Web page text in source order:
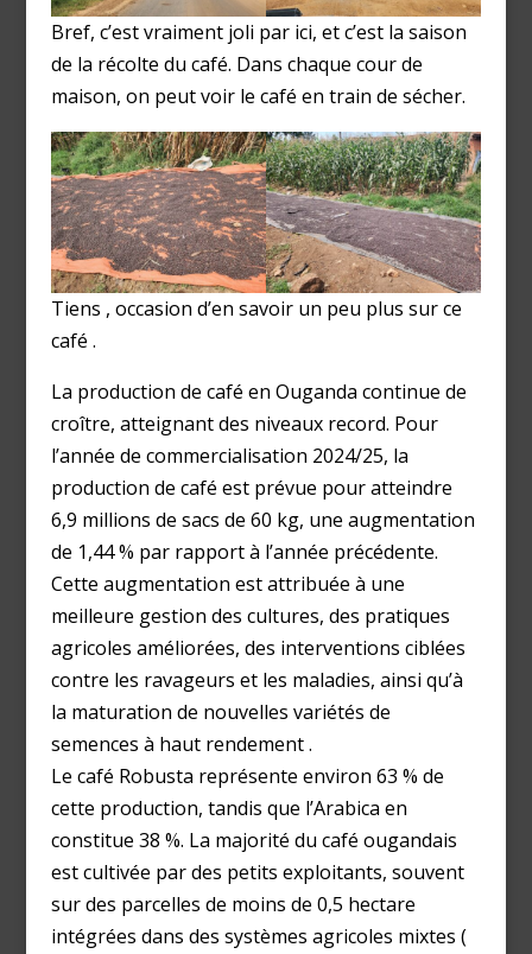
Bref, c’est vraiment joli par ici, et c’est la saison
de la récolte du café. Dans chaque cour de
maison, on peut voir le café en train de sécher.
Tiens , occasion d’en savoir un peu plus sur ce
café .
La production de café en Ouganda continue de
croître, atteignant des niveaux record. Pour
l’année de commercialisation 2024/25, la
production de café est prévue pour atteindre
6,9 millions de sacs de 60 kg, une augmentation
de 1,44 % par rapport à l’année précédente.
Cette augmentation est attribuée à une
meilleure gestion des cultures, des pratiques
agricoles améliorées, des interventions ciblées
contre les ravageurs et les maladies, ainsi qu’à
la maturation de nouvelles variétés de
semences à haut rendement​ .
Le café Robusta représente environ 63 % de
cette production, tandis que l’Arabica en
constitue 38 %. La majorité du café ougandais
est cultivée par des petits exploitants, souvent
sur des parcelles de moins de 0,5 hectare
intégrées dans des systèmes agricoles mixtes​ (